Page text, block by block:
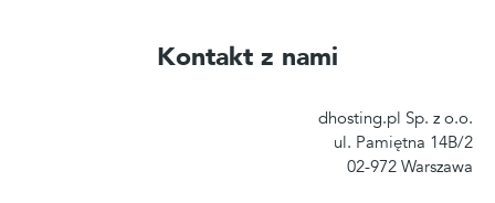
Kontakt z nami
dhosting.pl Sp. z o.o.
ul. Pamiętna 14B/2
02-972 Warszawa